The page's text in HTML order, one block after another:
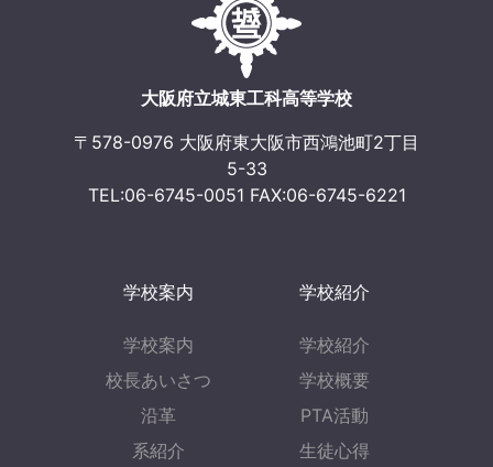
大阪府立城東工科高等学校
〒578-0976 大阪府東大阪市西鴻池町2丁目
5-33
TEL:06-6745-0051 FAX:06-6745-6221
学校案内
学校案内
校長あいさつ
沿革
系紹介
学校紹介
学校紹介
学校概要
PTA活動
生徒心得